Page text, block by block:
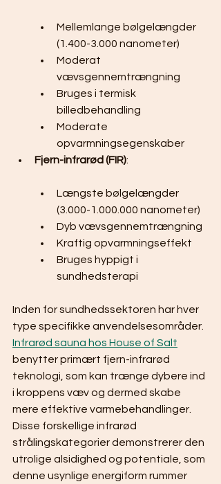
Mellemlange bølgelængder
(1.400-3.000 nanometer)
Moderat
vævsgennemtrængning
Bruges i termisk
billedbehandling
Moderate
opvarmningsegenskaber
Fjern-infrarød (FIR):
Længste bølgelængder
(3.000-1.000.000 nanometer)
Dyb vævsgennemtrængning
Kraftig opvarmningseffekt
Bruges hyppigt i
sundhedsterapi
Inden for sundhedssektoren har hver
type specifikke anvendelsesområder.
Infrarød sauna hos House of Salt
benytter primært fjern-infrarød
teknologi, som kan trænge dybere ind
i kroppens væv og dermed skabe
mere effektive varmebehandlinger.
Disse forskellige infrarød
strålingskategorier demonstrerer den
utrolige alsidighed og potentiale, som
denne usynlige energiform rummer